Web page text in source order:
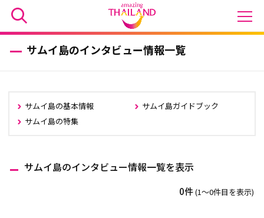
サムイ島のインタビュー情報一覧
サムイ島の基本情報
サムイ島ガイドブック
サムイ島の特集
サムイ島のインタビュー情報一覧を表示
0件(1〜0件目を表示)